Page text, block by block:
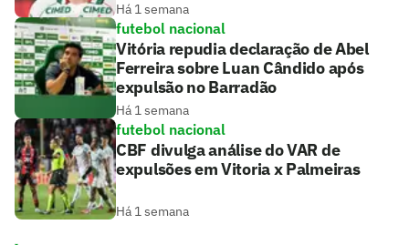
Há 1 semana
futebol nacional
Vitória repudia declaração de Abel
Ferreira sobre Luan Cândido após
expulsão no Barradão
Há 1 semana
futebol nacional
CBF divulga análise do VAR de
expulsões em Vitoria x Palmeiras
Há 1 semana